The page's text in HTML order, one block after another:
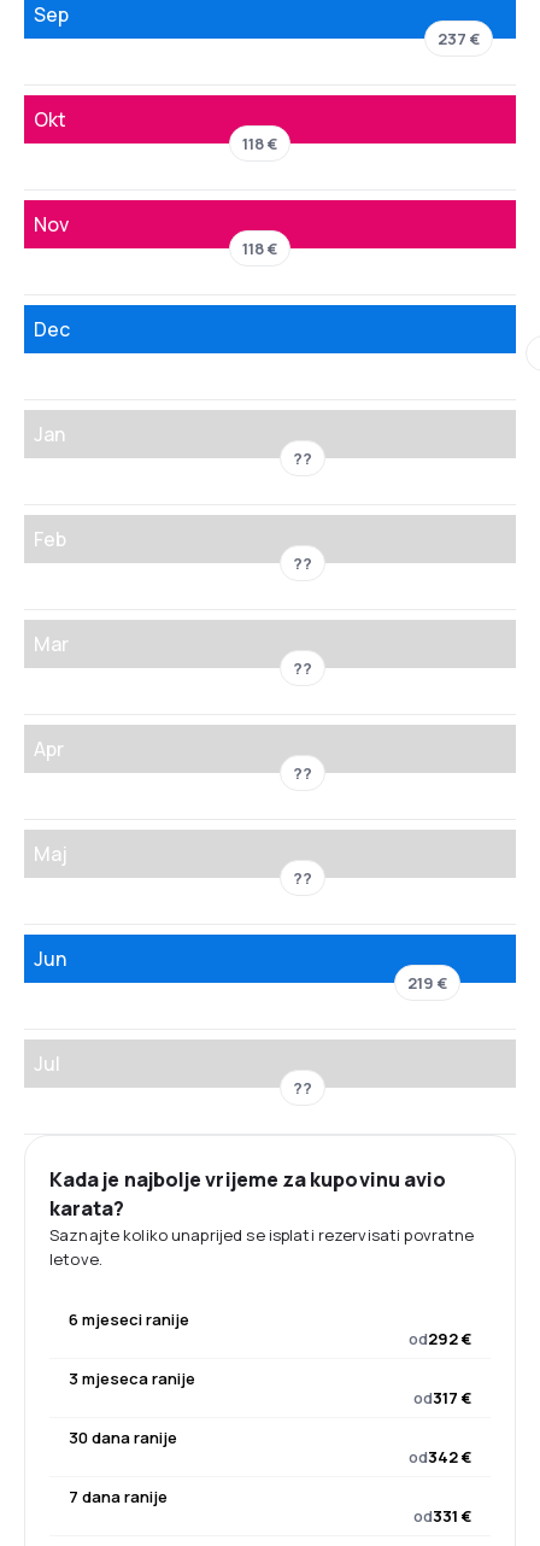
Sep
237 €
Okt
118 €
Nov
118 €
Dec
Jan
??
Feb
??
Mar
??
Apr
??
Maj
??
Jun
219 €
Jul
??
Kada je najbolje vrijeme za kupovinu avio
karata?
Saznajte koliko unaprijed se isplati rezervisati povratne
letove.
6 mjeseci ranije
od292 €
3 mjeseca ranije
od317 €
30 dana ranije
od342 €
7 dana ranije
od331 €